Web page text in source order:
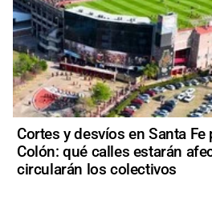
Cortes y desvíos en Santa
Colón: qué calles estarán
circularán los colectivos